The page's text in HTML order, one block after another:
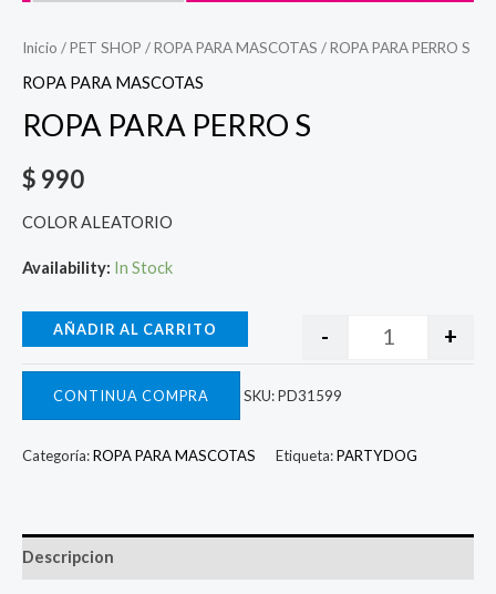
Inicio /PET SHOP /ROPA PARA MASCOTAS / ROPA PARA PERRO S
ROPA PARA MASCOTAS
ROPA PARA PERRO S
$ 990
COLOR ALEATORIO
Availability: In Stock
- +
AÑADIR AL CARRITO
CONTINUA COMPRA SKU:PD31599
Categoría:ROPA PARA MASCOTAS Etiqueta:PARTYDOG
Descripcion